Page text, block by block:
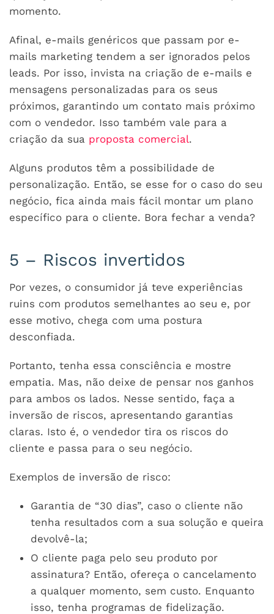
momento.
Afinal, e-mails genéricos que passam por e-
mails marketing tendem a ser ignorados pelos
leads. Por isso, invista na criação de e-mails e
mensagens personalizadas para os seus
próximos, garantindo um contato mais próximo
com o vendedor. Isso também vale para a
criação da sua proposta comercial.
Alguns produtos têm a possibilidade de
personalização. Então, se esse for o caso do seu
negócio, fica ainda mais fácil montar um plano
específico para o cliente. Bora fechar a venda?
5 – Riscos invertidos
Por vezes, o consumidor já teve experiências
ruins com produtos semelhantes ao seu e, por
esse motivo, chega com uma postura
desconfiada.
Portanto, tenha essa consciência e mostre
empatia. Mas, não deixe de pensar nos ganhos
para ambos os lados. Nesse sentido, faça a
inversão de riscos, apresentando garantias
claras. Isto é, o vendedor tira os riscos do
cliente e passa para o seu negócio.
Exemplos de inversão de risco:
Garantia de “30 dias”, caso o cliente não
tenha resultados com a sua solução e queira
devolvê-la;
O cliente paga pelo seu produto por
assinatura? Então, ofereça o cancelamento
a qualquer momento, sem custo. Enquanto
isso, tenha programas de fidelização.